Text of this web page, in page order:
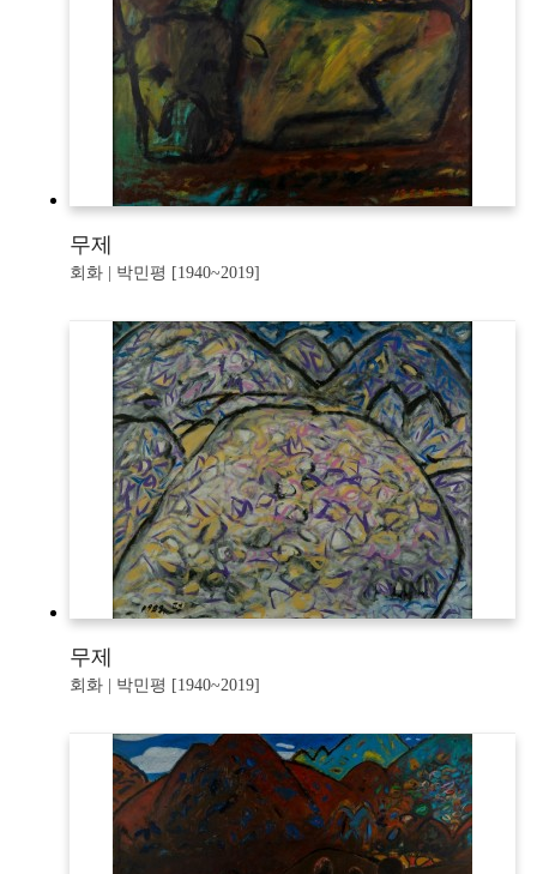
무제
회화 | 박민평 [1940~2019]
무제
회화 | 박민평 [1940~2019]